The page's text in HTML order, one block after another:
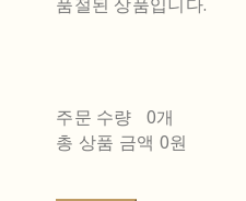
주문 수량
0개
총 상품 금액 0원